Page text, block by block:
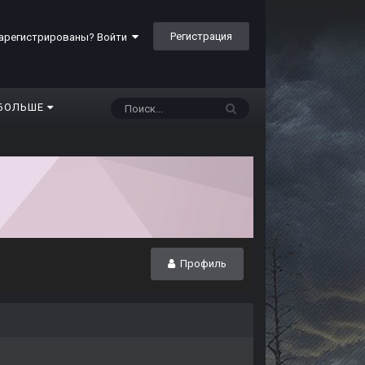
Войти Регистрация
Профиль